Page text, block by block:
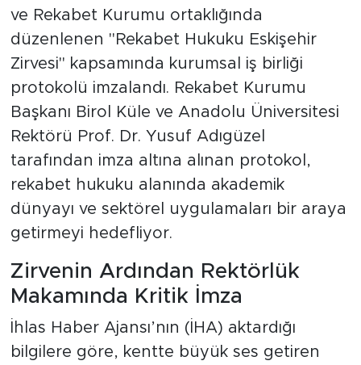
ve Rekabet Kurumu ortaklığında
düzenlenen "Rekabet Hukuku Eskişehir
Zirvesi" kapsamında kurumsal iş birliği
protokolü imzalandı. Rekabet Kurumu
Başkanı Birol Küle ve Anadolu Üniversitesi
Rektörü Prof. Dr. Yusuf Adıgüzel
tarafından imza altına alınan protokol,
rekabet hukuku alanında akademik
dünyayı ve sektörel uygulamaları bir araya
getirmeyi hedefliyor.
Zirvenin Ardından Rektörlük
Makamında Kritik İmza
İhlas Haber Ajansı’nın (İHA) aktardığı
bilgilere göre, kentte büyük ses getiren